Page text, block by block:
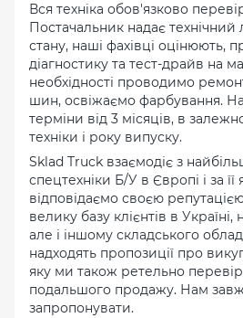
Вся техніка обов'язково
Постачальник надає технічний
стану, наші фахівці оцінюють,
діагностику та тест-драйв на
необхідності проводимо
шин, освіжаємо фарбування.
терміни від 3 місяців, в
техніки і року випуску.
Sklad Truck взаємодіє з
спецтехніки Б/У в Європі і за її
відповідаємо своєю
велику базу клієнтів в Україні,
але і іншому складського
надходять пропозиції про
яку ми також ретельно
подальшого продажу. Нам
запропонувати.